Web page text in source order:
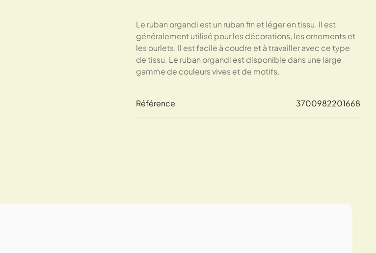
Le ruban organdi est un ruban fin et léger en tissu. Il est
généralement utilisé pour les décorations, les ornements et
les ourlets. Il est facile à coudre et à travailler avec ce type
de tissu. Le ruban organdi est disponible dans une large
gamme de couleurs vives et de motifs.
Référence 3700982201668